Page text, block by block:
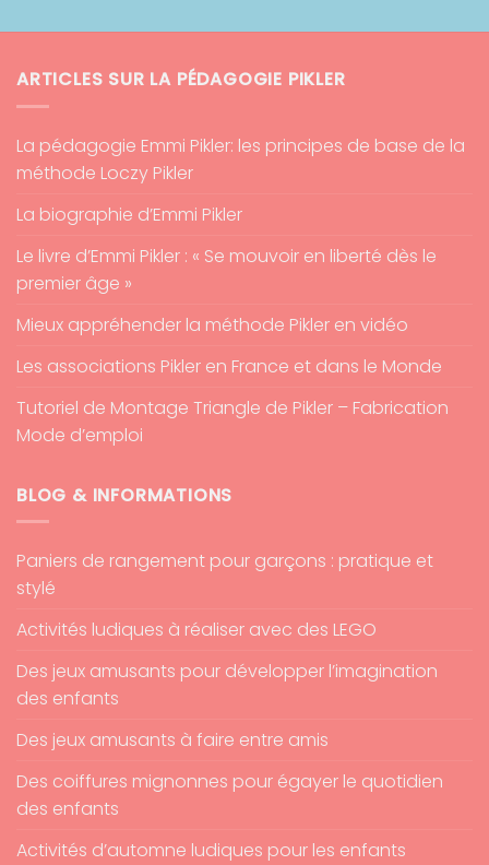
ARTICLES SUR LA PÉDAGOGIE PIKLER
La pédagogie Emmi Pikler: les principes de base de la
méthode Loczy Pikler
La biographie d’Emmi Pikler
Le livre d’Emmi Pikler : « Se mouvoir en liberté dès le
premier âge »
Mieux appréhender la méthode Pikler en vidéo
Les associations Pikler en France et dans le Monde
Tutoriel de Montage Triangle de Pikler – Fabrication
Mode d’emploi
BLOG & INFORMATIONS
Paniers de rangement pour garçons : pratique et
stylé
Activités ludiques à réaliser avec des LEGO
Des jeux amusants pour développer l’imagination
des enfants
Des jeux amusants à faire entre amis
Des coiffures mignonnes pour égayer le quotidien
des enfants
Activités d’automne ludiques pour les enfants